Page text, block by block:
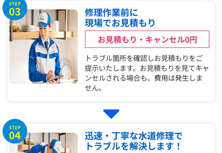
STEP
03
修理作業前に
現場でお見積もり
お見積もり・キャンセル0円
トラブル箇所を確認しお見積もりをご
提示いたします。お見積もりを見てキャ
ンセルされる場合も、費用は発生しま
せん。
STEP
04
迅速・丁寧な水道修理で
トラブルを解決します！